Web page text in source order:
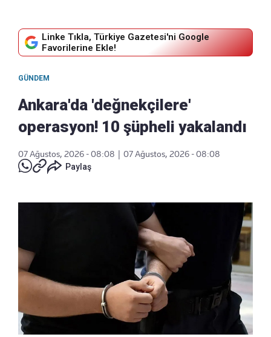
Linke Tıkla, Türkiye Gazetesi'ni Google
Favorilerine Ekle!
GÜNDEM
Ankara'da 'değnekçilere'
operasyon! 10 şüpheli yakalandı
07 Ağustos, 2026 - 08:08
07 Ağustos, 2026 - 08:08
Paylaş